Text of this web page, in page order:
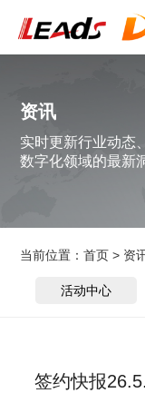
资讯
实时更新行业动态
数字化领域的最新
当前位置：首页 > 资
活动中心
签约快报